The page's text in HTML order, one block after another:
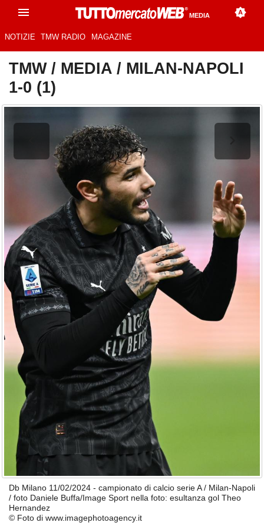
MEDIA
NOTIZIE TMW RADIO MAGAZINE
TMW/ MEDIA / MILAN-NAPOLI
1-0 (1)
Db Milano 11/02/2024 - campionato di calcio serie A / Milan-Napoli
/ foto Daniele Buffa/Image Sport nella foto: esultanza gol Theo
Hernandez
© Foto di www.imagephotoagency.it